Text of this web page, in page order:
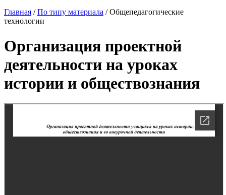
Главная /По типу материала /Общепедагогические
технологии
Организация проектной
деятельности на уроках
истории и обществознания